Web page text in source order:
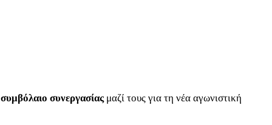
συμβόλαιο συνεργασίας μαζί τους για τη νέα αγωνιστική